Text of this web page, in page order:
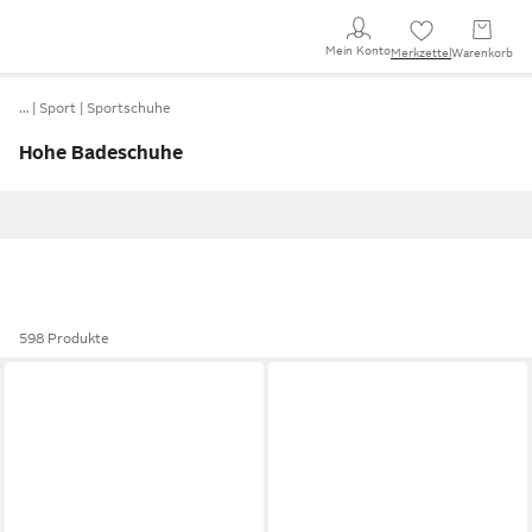
Mein KontoMerkzettel Warenkorb
… Sport Sportschuhe
Hohe Badeschuhe
598 Produkte